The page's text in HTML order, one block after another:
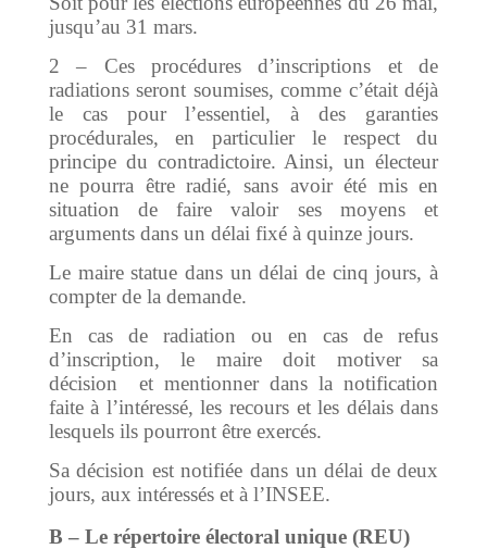
jusqu’au 31 mars.
2 – Ces procédures d’inscriptions et de
radiations seront soumises, comme c’était déjà
le cas pour l’essentiel, à des garanties
procédurales, en particulier le respect du
principe du contradictoire. Ainsi, un électeur
ne pourra être radié, sans avoir été mis en
situation de faire valoir ses moyens et
arguments dans un délai fixé à quinze jours.
Le maire statue dans un délai de cinq jours, à
compter de la demande.
En cas de radiation ou en cas de refus
d’inscription, le maire doit motiver sa
décision et mentionner dans la notification
faite à l’intéressé, les recours et les délais dans
lesquels ils pourront être exercés.
Sa décision est notifiée dans un délai de deux
jours, aux intéressés et à l’INSEE.
B – Le répertoire électoral unique (REU)